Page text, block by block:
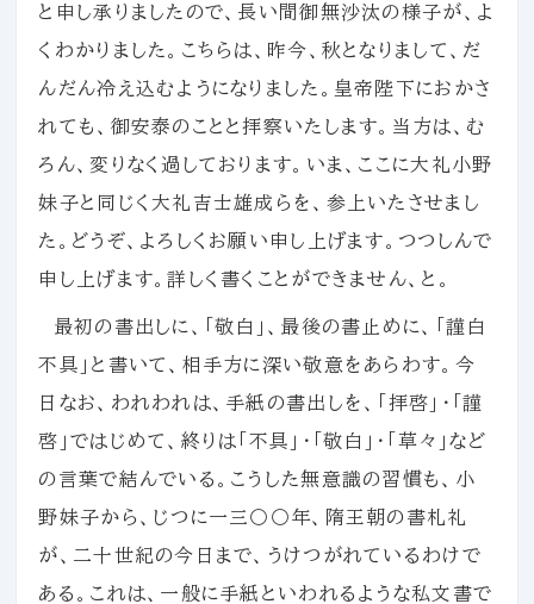
と申し承りましたので、長い間御無沙汰の様子が、よ
くわかりました。こちらは、昨今、秋となりまして、だ
んだん冷え込むようになりました。皇帝陛下におかさ
れても、御安泰のことと拝察いたします。当方は、む
ろん、変りなく過しております。いま、ここに大礼小野
妹子と同じく大礼吉士雄成らを、参上いたさせまし
た。どうぞ、よろしくお願い申し上げます。つつしんで
申し上げます。詳しく書くことができません、と。
最初の書出しに、「敬白」、最後の書止めに、「謹白
不具」と書いて、相手方に深い敬意をあらわす。今
日なお、われわれは、手紙の書出しを、「拝啓」・「謹
啓」ではじめて、終りは「不具」・「敬白」・「草々」など
の言葉で結んでいる。こうした無意識の習慣も、小
野妹子から、じつに一三〇〇年、隋王朝の書札礼
が、二十世紀の今日まで、うけつがれているわけで
ある。これは、一般に手紙といわれるような私文書で